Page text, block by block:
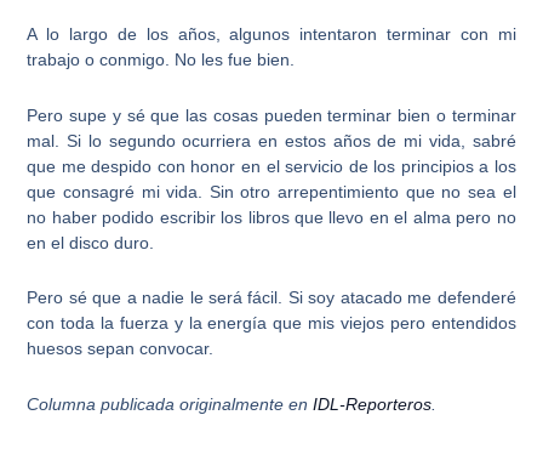
A lo largo de los años, algunos intentaron terminar con mi
trabajo o conmigo. No les fue bien.
Pero supe y sé que las cosas pueden terminar bien o terminar
mal. Si lo segundo ocurriera en estos años de mi vida, sabré
que me despido con honor en el servicio de los principios a los
que consagré mi vida. Sin otro arrepentimiento que no sea el
no haber podido escribir los libros que llevo en el alma pero no
en el disco duro.
Pero sé que a nadie le será fácil. Si soy atacado me defenderé
con toda la fuerza y la energía que mis viejos pero entendidos
huesos sepan convocar.
Columna publicada originalmente enIDL-Reporteros